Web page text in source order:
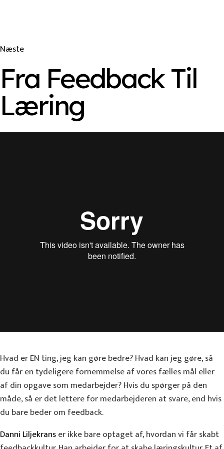
Næste
Fra Feedback Til
Læring
Hvad er EN ting, jeg kan gøre bedre? Hvad kan jeg gøre, så
du får en tydeligere fornemmelse af vores fælles mål eller
af din opgave som medarbejder? Hvis du spørger på den
måde, så er det lettere for medarbejderen at svare, end hvis
du bare beder om feedback.
Danni Liljekranser ikke bare optaget af, hvordan vi får skabt